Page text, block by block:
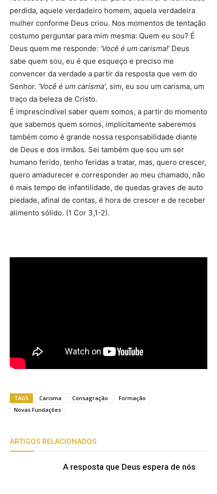
perdida, aquele verdadeiro homem, aquela verdadeira
mulher conforme Deus criou. Nos momentos de tentação
costumo perguntar para mim mesma: Quem eu sou? É
Deus quem me responde: ‘Você é um carisma!’Deus
sabe quem sou, eu é que esqueço e preciso me
convencer da verdade a partir da resposta que vem do
Senhor. ‘Você é um carisma’, sim, eu sou um carisma, um
traço da beleza de Cristo.
É imprescindível saber quem somos, a partir do momento
que sabemos quem somos, implicitamente saberemos
também como é grande nossa responsabilidade diante
de Deus e dos irmãos. Sei também que sou um ser
humano ferido, tenho feridas a tratar, mas, quero crescer,
quero amadurecer e corresponder ao meu chamado, não
é mais tempo de infantilidade, de quedas graves de auto
piedade, afinal de contas, é hora de crescer e de receber
alimento sólido. (1 Cor 3,1-2).
TAGS Carisma Consagração
Formação
Novas Fundações
ARTIGOS RELACIONADOS
A resposta que Deus espera de nós